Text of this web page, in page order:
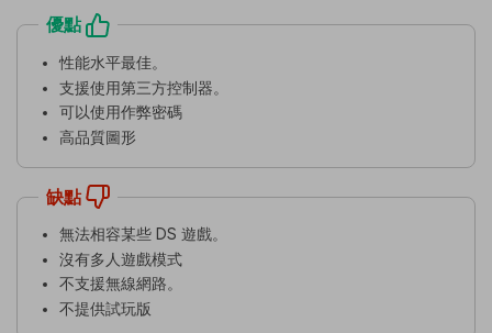
優點
性能水平最佳。
支援使用第三方控制器。
可以使用作弊密碼
高品質圖形
缺點
無法相容某些 DS 遊戲。
沒有多人遊戲模式
不支援無線網路。
不提供試玩版